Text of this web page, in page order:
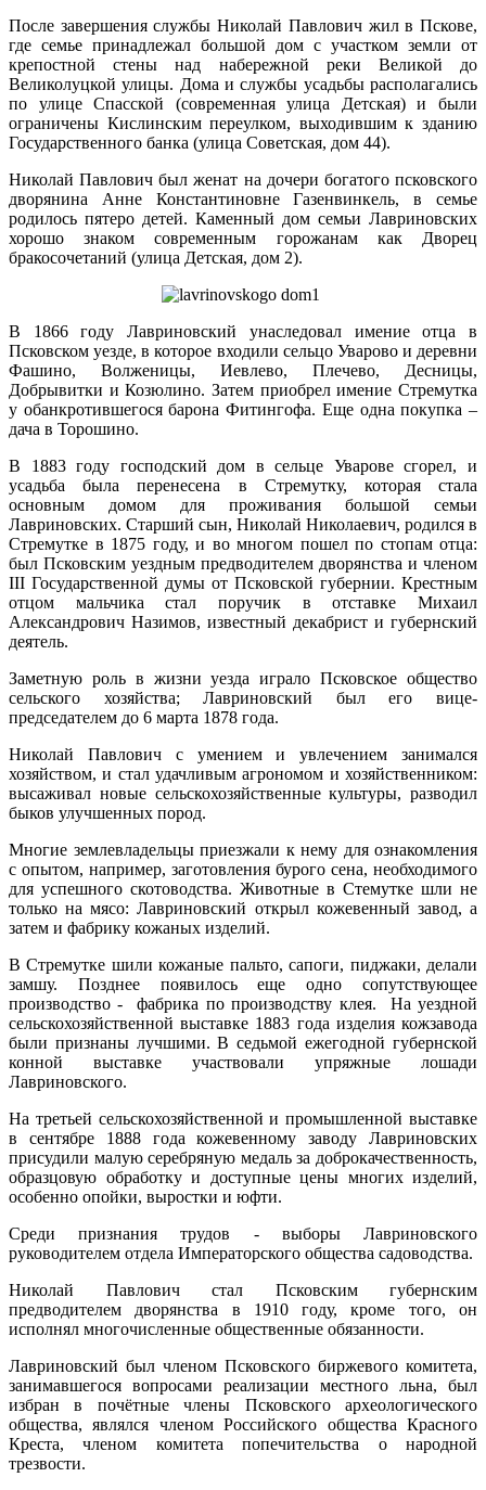
После завершения службы Николай Павлович жил в Пскове,
где семье принадлежал большой дом с участком земли от
крепостной стены над набережной реки Вели­кой до
Великолуцкой улицы. Дома и службы усадьбы располагались
по улице Спасской (современная улица Детская) и были
ограничены Кислинским переулком, выходившим к зданию
Государственного банка (улица Советская, дом 44).
Николай Павлович был женат на дочери богатого псковского
дворянина Анне Константиновне Газенвинкель, в семье
родилось пятеро детей. Каменный дом семьи Лавриновских
хорошо знаком современным горожанам как Дворец
бракосочетаний (улица Детская, дом 2).
В 1866 году Лавриновский унаследовал имение отца в
Псковском уезде, в которое входили сельцо Уварово и деревни
Фашино, Волженицы, Иевлево, Плечево, Десницы,
Добрывитки и Козюлино. Затем приобрел имение Стремутка
у обанкротившегося барона Фитингофа. Еще одна покупка –
дача в Торошино.
В 1883 году господский дом в сельце Уварове сгорел, и
усадьба была перенесена в Стремутку, которая стала
основным домом для проживания большой семьи
Лавриновских. Старший сын, Николай Николаевич, родился в
Стремутке в 1875 году, и во многом пошел по стопам отца:
был Псковским уездным предводителем дворянства и членом
III Государственной думы от Псковской губернии. Крестным
отцом мальчика стал поручик в отставке Михаил
Александрович Назимов, известный декабрист и губернский
деятель.
За­метную роль в жизни уезда играло Псковское общество
сельского хо­зяйства; Лавриновский был его вице-
председателем до 6 марта 1878 года.
Николай Павлович с умением и увлечением занимался
хозяйством, и стал удачливым агрономом и хозяйственником:
высаживал новые сельскохозяйственные культуры, разводил
быков улучшенных пород.
Многие землевладельцы приезжали к нему для ознакомления
с опытом, например, заготовления бурого сена, необходимого
для успешного скотоводства. Животные в Стемутке шли не
только на мясо: Лавриновский открыл кожевенный завод, а
затем и фабрику кожаных изделий.
В Стремутке шили кожаные пальто, сапоги, пиджаки, делали
замшу. Позднее появилось еще одно сопутствующее
производство - фабрика по производству клея. На уездной
сельскохозяйственной выставке 1883 года изделия кожзавода
были признаны лучшими. В седьмой ежегодной губерн­ской
конной выставке участвовали упряжные лошади
Лавриновского.
На третьей сельскохозяйственной и промышленной выставке
в сен­тябре 1888 года кожевенному заводу Лавриновских
присудили малую се­ребряную медаль за доброкачественность,
образцовую обработку и дос­тупные цены многих изделий,
особенно опойки, выростки и юфти.
Среди признания трудов - выборы Лавриновского
руководителем отдела Императорского общества садоводства.
Николай Павлович стал Псковским губернским
предводителем дворянства в 1910 году, кроме того, он
исполнял многочисленные общественные обязанности.
Лавриновский был членом Псковского биржевого комитета,
занимавшегося вопросами реализации местного льна, был
избран в почётные члены Псковского археологического
общества, являлся членом Российского общества Красного
Креста, членом ко­митета попечительства о народной
трезвости.